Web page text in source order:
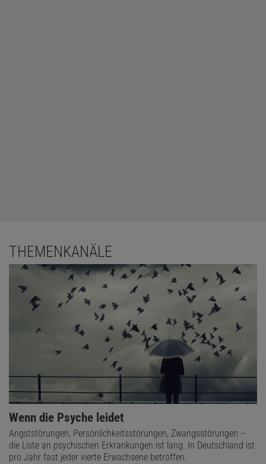
THEMENKANÄLE
Wenn die Psyche leidet
Angststörungen, Persönlichkeitsstörungen, Zwangsstörungen –
die Liste an psychischen Erkrankungen ist lang. In Deutschland ist
pro Jahr fast jeder vierte Erwachsene betroffen.